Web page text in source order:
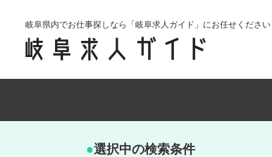
岐阜県内でお仕事探しなら「岐阜求人ガイド」にお任せください
●選択中の検索条件